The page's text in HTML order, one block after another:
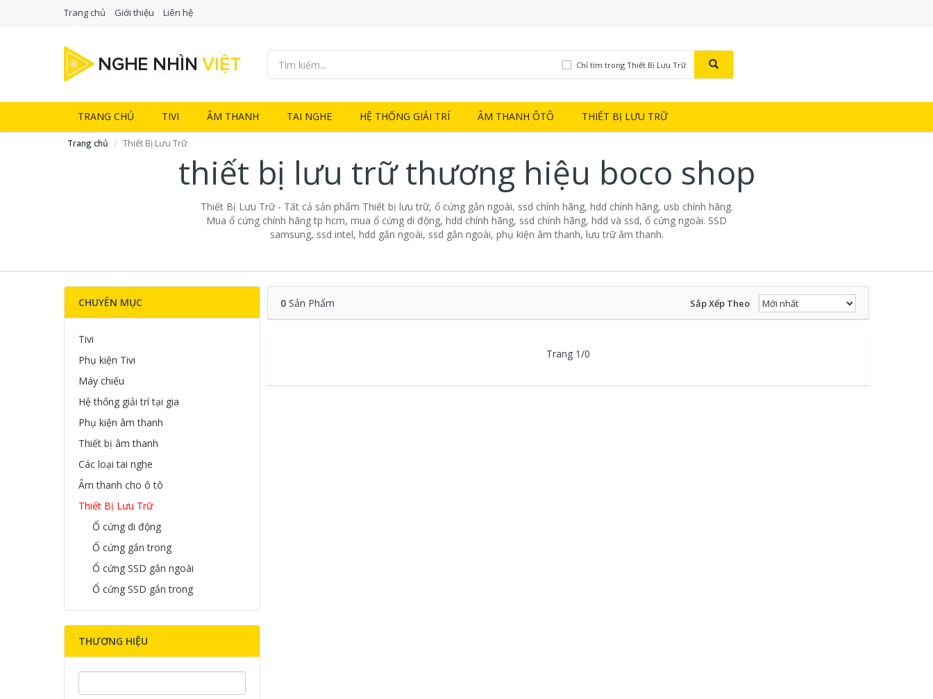
Trang chủ Giới thiệu Liên hệ
Chỉ tìm trong Thiết Bị Lưu Trữ
TRANG CHỦ TIVI ÂM THANH TAI NGHE HỆ THỐNG GIẢI TRÍ ÂM THANH ÔTÔ THIẾT BỊ LƯU TRỮ
Trang chủ Thiết Bị Lưu Trữ
thiết bị lưu trữ thương hiệu boco shop
Thiết Bị Lưu Trữ - Tất cả sản phẩm Thiết bị lưu trữ, ổ cứng gắn ngoài, ssd chính hãng, hdd chính hãng, usb chính hãng.
Mua ổ cứng chính hãng tp hcm, mua ổ cứng di động, hdd chính hãng, ssd chính hãng, hdd và ssd, ổ cứng ngoài. SSD
samsung, ssd intel, hdd gắn ngoài, ssd gắn ngoài, phụ kiện âm thanh, lưu trữ âm thanh.
CHUYÊN MỤC
Tivi
Phụ kiện Tivi
Máy chiếu
Hệ thống giải trí tại gia
Phụ kiện âm thanh
Thiết bị âm thanh
Các loại tai nghe
Âm thanh cho ô tô
Thiết Bị Lưu Trữ
Ổ cứng di động
Ổ cứng gắn trong
Ổ cứng SSD gắn ngoài
Ổ cứng SSD gắn trong
THƯƠNG HIỆU
0Sản Phẩm Sắp Xếp Theo
Trang 1/0